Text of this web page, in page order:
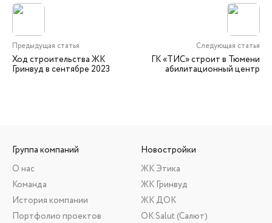
Предыдущая статья
Ход строительства ЖК
Гринвуд в сентябре 2023
Следующая статья
ГК «ТИС» строит в Тюмени
абилитационный центр
Группа компаний
О нас
Команда
История компании
Портфолио проектов
Новостройки
ЖК Этика
ЖК Гринвуд
ЖК ДОК
ОК Salut (Салют)